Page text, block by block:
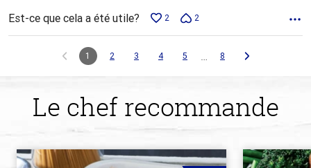
Est-ce que cela a été utile? 2 2
1 2 3 4 5 … 8
Le chef recommande